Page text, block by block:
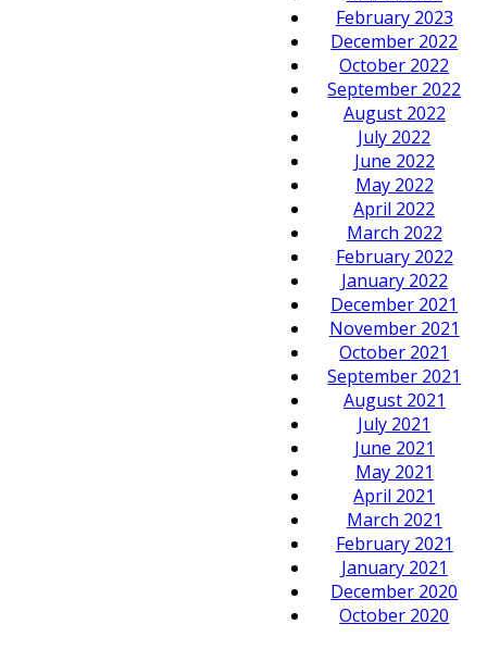
February 2023
December 2022
October 2022
September 2022
August 2022
July 2022
June 2022
May 2022
April 2022
March 2022
February 2022
January 2022
December 2021
November 2021
October 2021
September 2021
August 2021
July 2021
June 2021
May 2021
April 2021
March 2021
February 2021
January 2021
December 2020
October 2020